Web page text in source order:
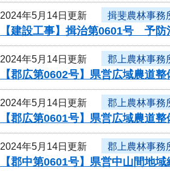
2024年5月14日更新 揖斐農林事務
【建設工事】揖治第0601号 予
2024年5月14日更新 郡上農林事務
【郡広第0602号】県営広域農
2024年5月14日更新 郡上農林事務
【郡広第0601号】県営広域農
2024年5月14日更新 郡上農林事務
【郡中第0601号】県営中山間